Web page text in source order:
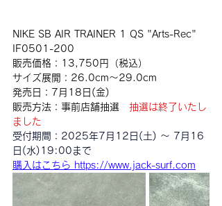
NIKE SB AIR TRAINER 1 QS "Arts-Rec"
IF0501-200
販売価格：13,750円（税込）
サイズ展開：26.0cm〜29.0cm
発売日：7月18日(金)
販売方法：事前店舗抽選 抽選は終了いたし
ました
受付期間：2025年7月12日(土) 〜 7月16
日(水)19:00まで
購入はこちら https://www.jack-surf.com